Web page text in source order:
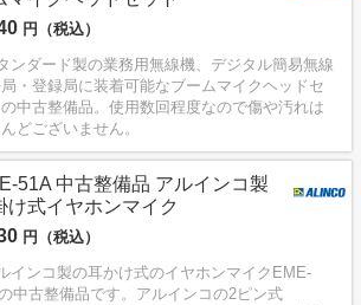
円（税込）
ンダード製の業務用無線機、デジタル簡易無線
・登録局に装着可能なブームマイクヘッドセ
の中古整備品。使用数回程度なので傷や汚れは
どございません。
51A 中古整備品 アルインコ製
け式イヤホンマイク
円（税込）
インコ製の耳かけ式のイヤホンマイクEME-
中古整備品です。アルインコの2ピン式